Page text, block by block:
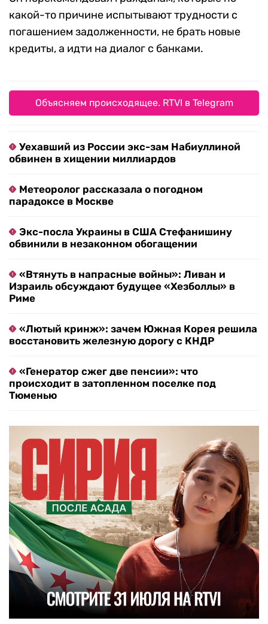
какой-то причине испытывают трудности с
погашением задолженности, не брать новые
кредиты, а идти на диалог с банками.
Объясняем происходящее. RTVI в Telegram
Уехавший из России экс-зам Набиуллиной
обвинен в хищении миллиардов
Метеоролог рассказала о погодном
парадоксе в Москве
Экс-посла Украины в США Стефанишину
обвинили в незаконном обогащении
«Втянуть в напрасные войны»: Ливан и
Израиль обсуждают будущее «Хезболлы» в
Риме
«Лютый кринж»: зачем Южная Корея решила
восстановить железную дорогу с КНДР
«Генератор сжег две пенсии»: что
происходит в затопленном поселке под
Тюменью